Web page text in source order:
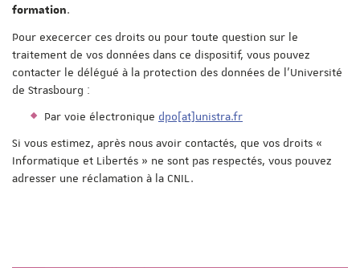
formation.
Pour execercer ces droits ou pour toute question sur le
traitement de vos données dans ce dispositif, vous pouvez
contacter le délégué à la protection des données de l'Université
de Strasbourg :
Par voie électronique dpo[at]unistra.fr
Si vous estimez, après nous avoir contactés, que vos droits «
Informatique et Libertés » ne sont pas respectés, vous pouvez
adresser une réclamation à la CNIL.